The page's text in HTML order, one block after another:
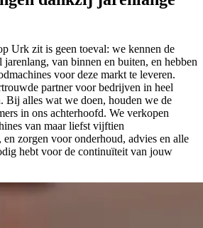
Urk zit is geen toeval: we kennen de
van binnen en buiten, en hebben
voor deze markt te leveren.
partner voor bedrijven in heel
Bij alles wat we doen, houden we de
in ons achterhoofd. We verkopen
van maar liefst vijftien
en zorgen voor onderhoud, advies en alle
hebt voor de continuïteit van jouw